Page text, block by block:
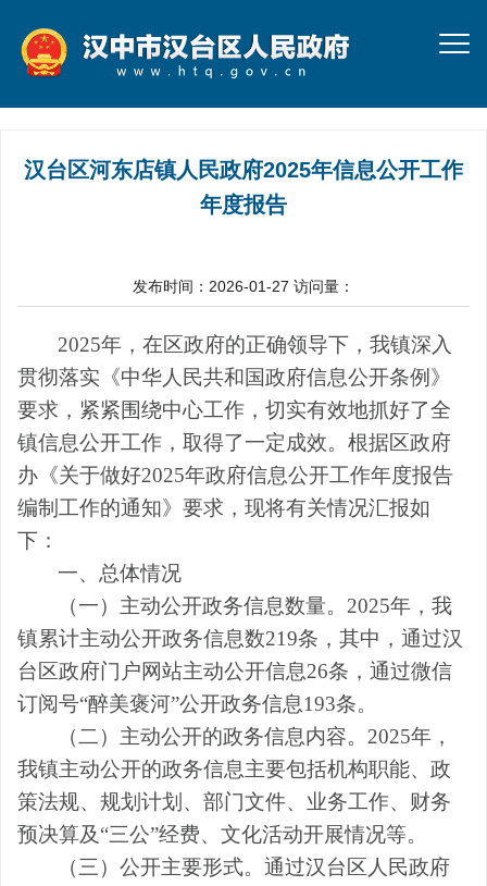
汉台区河东店镇人民政府2025年信息公开工作
年度报告
发布时间：2026-01-27 访问量：
2025年 ，在区政府的正确领导下，我镇深入
贯彻落实 《中华人民共和国政府信息公开条例 》
要求 ， 紧紧围绕中心工作，切实有效地抓好了全
镇信息公开工作，取得了一定成效。根据区政府
办 《关于做好2025年政府信息公开工作年度报告
编制 工作的通知》 要求，现将有关情况汇报如
下：
一、总体情况
（一）主动公开政务信息数量。 2025年，我
镇累计主动公开政务信息数219条，其中，通过汉
台区政府门户网站主动公开信息26条，通过微信
订阅号“醉美褒河”公开政务信息193条。
（二）主动公开的政务信息内容。 2025年，
我镇主动公开的政务信息主要包括机构职能、政
策法规、规划计划、部门文件、业务工作、财务
预决算及“三公”经费、文化活动开展情况等。
（三）公开主要形式。通过汉台区人民政府